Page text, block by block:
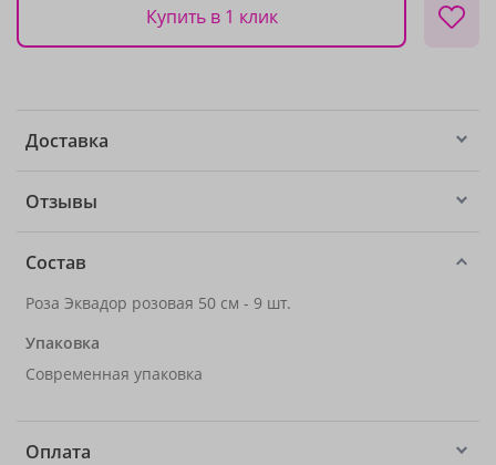
Купить в 1 клик
Доставка
Отзывы
Состав
Роза Эквадор розовая 50 см - 9 шт.
Упаковка
Современная упаковка
Оплата